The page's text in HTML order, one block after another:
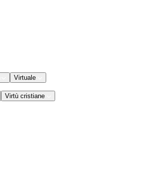
Virtuale
Virtù cristiane